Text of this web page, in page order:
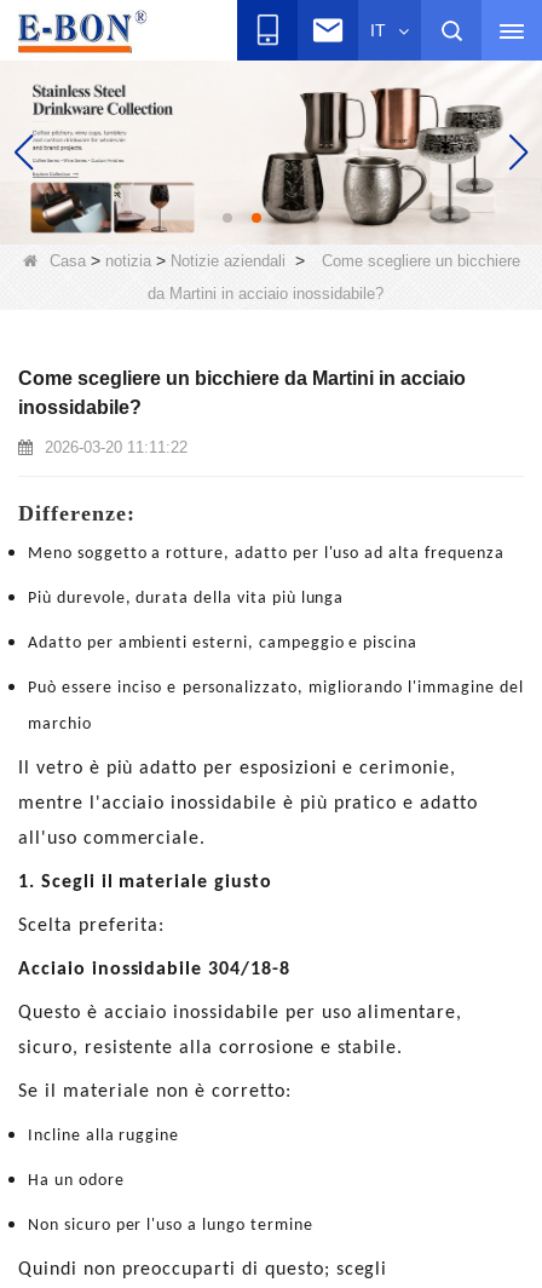
IT
Casa> notizia> Notizie aziendali >
Come scegliere un bicchiere
da Martini in acciaio inossidabile?
Come scegliere un bicchiere da Martini in acciaio
inossidabile?
2026-03-20 11:11:22
Differenze:
Meno soggetto a rotture, adatto per l'uso ad alta frequenza
Più durevole, durata della vita più lunga
Adatto per ambienti esterni, campeggio e piscina
Può essere inciso e personalizzato, migliorando l'immagine del
marchio
Il vetro è più adatto per esposizioni e cerimonie,
mentre l'acciaio inossidabile è più pratico e adatto
all'uso commerciale.
1. Scegli il materiale giusto
Scelta preferita:
Acciaio inossidabile 304/18-8
Questo è acciaio inossidabile per uso alimentare,
sicuro, resistente alla corrosione e stabile.
Se il materiale non è corretto:
Incline alla ruggine
Ha un odore
Non sicuro per l'uso a lungo termine
Quindi non preoccuparti di questo; scegli